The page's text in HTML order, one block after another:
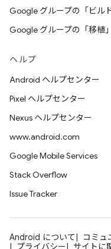
Google グループの「ビル
Google グループの「移植
ヘルプ
Android ヘルプセンター
Pixel ヘルプセンター
Nexus ヘルプセンター
www.android.com
Google Mobile Services
Stack Overflow
Issue Tracker
Android について コミュ
プライバシー
サイトに